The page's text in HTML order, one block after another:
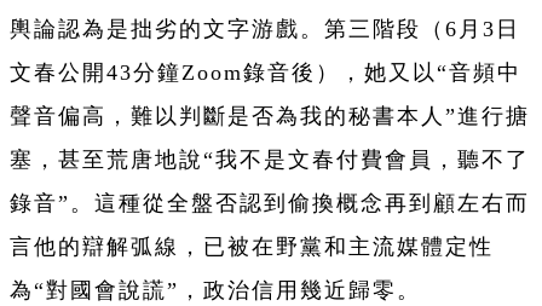
輿論認為是拙劣的文字游戲。第三階段（6月3日
文春公開43分鐘Zoom錄音後），她又以“音頻中
聲音偏高，難以判斷是否為我的秘書本人”進行搪
塞，甚至荒唐地說“我不是文春付費會員，聽不了
錄音”。這種從全盤否認到偷換概念再到顧左右而
言他的辯解弧線，已被在野黨和主流媒體定性
為“對國會說謊”，政治信用幾近歸零。